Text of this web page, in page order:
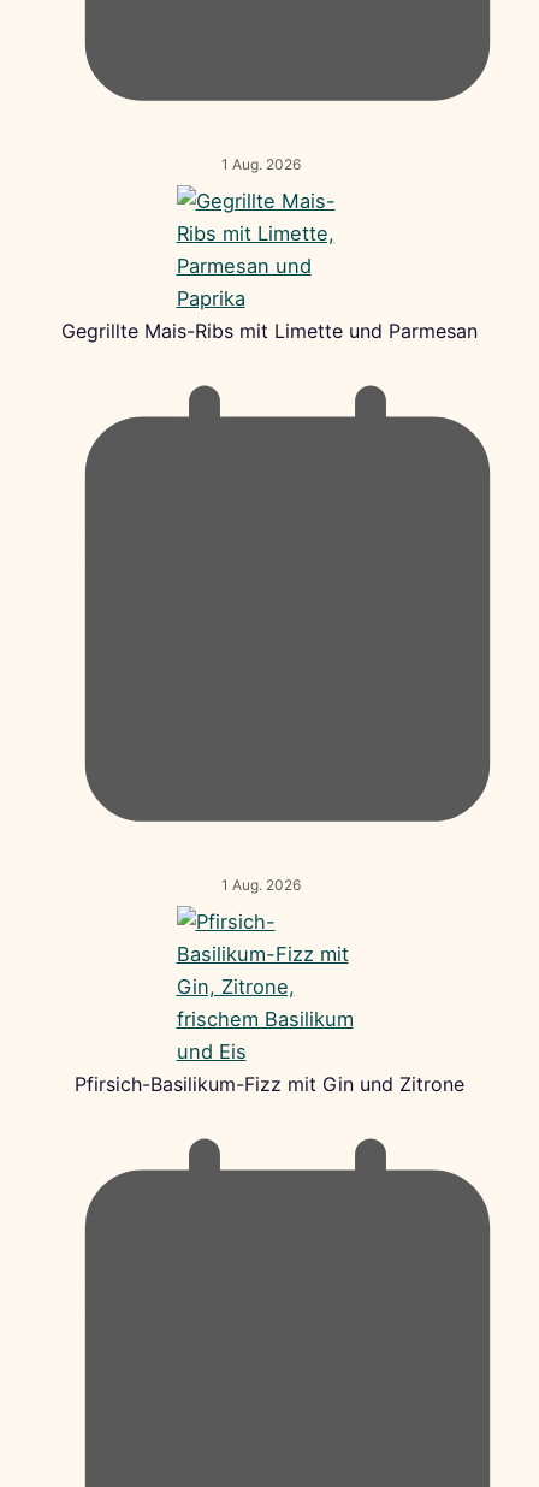
1 Aug. 2026
Gegrillte Mais-Ribs mit Limette und Parmesan
1 Aug. 2026
Pfirsich-Basilikum-Fizz mit Gin und Zitrone